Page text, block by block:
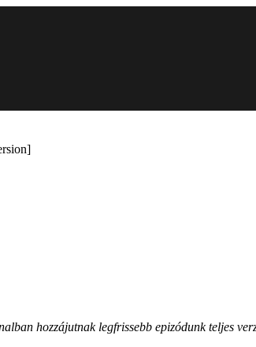
hozzájutnak legfrissebb epizódunk teljes